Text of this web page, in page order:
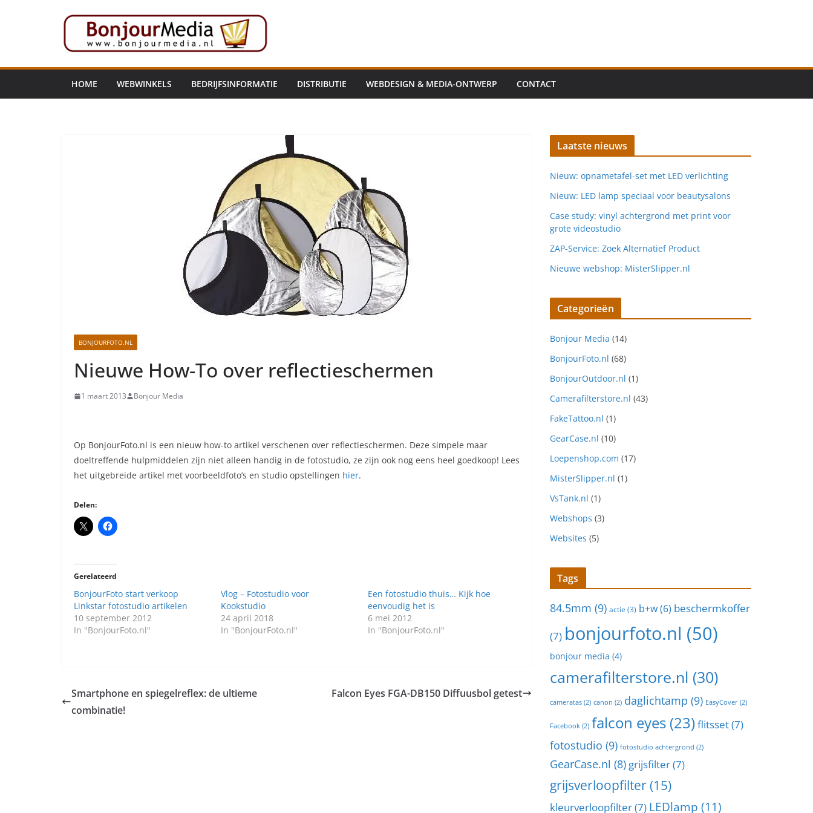
HOME WEBWINKELS BEDRIJFSINFORMATIE DISTRIBUTIE WEBDESIGN & MEDIA-ONTWERP CONTACT
BONJOURFOTO.NL
Nieuwe How-To over reflectieschermen
1 maart 2013 Bonjour Media
Op BonjourFoto.nl is een nieuw how-to artikel verschenen over reflectieschermen. Deze simpele maar
doeltreffende hulpmiddelen zijn niet alleen handig in de fotostudio, ze zijn ook nog eens heel goedkoop! Lees
het uitgebreide artikel met voorbeeldfoto’s en studio opstellingen hier.
Delen:
Gerelateerd
BonjourFoto start verkoop
Linkstar fotostudio artikelen
10 september 2012
In "BonjourFoto.nl"
Vlog – Fotostudio voor
Kookstudio
24 april 2018
In "BonjourFoto.nl"
Een fotostudio thuis… Kijk hoe
eenvoudig het is
6 mei 2012
In "BonjourFoto.nl"
Smartphone en spiegelreflex: de ultieme
combinatie!
Falcon Eyes FGA-DB150 Diffuusbol getest
Laatste nieuws
Nieuw: opnametafel-set met LED verlichting
Nieuw: LED lamp speciaal voor beautysalons
Case study: vinyl achtergrond met print voor
grote videostudio
ZAP-Service: Zoek Alternatief Product
Nieuwe webshop: MisterSlipper.nl
Categorieën
Bonjour Media (14)
BonjourFoto.nl (68)
BonjourOutdoor.nl (1)
Camerafilterstore.nl (43)
FakeTattoo.nl (1)
GearCase.nl (10)
Loepenshop.com (17)
MisterSlipper.nl (1)
VsTank.nl (1)
Webshops (3)
Websites (5)
Tags
84.5mm (9) actie (3) b+w(6) beschermkoffer
(7) bonjourfoto.nl (50)
bonjour media (4)
camerafilterstore.nl (30)
cameratas (2) canon (2) daglichtamp (9) EasyCover (2)
Facebook (2) falcon eyes (23)flitsset(7)
fotostudio (9) fotostudio achtergrond (2)
GearCase.nl (8) grijsfilter(7)
grijsverloopfilter(15)
kleurverloopfilter(7) LEDlamp (11)